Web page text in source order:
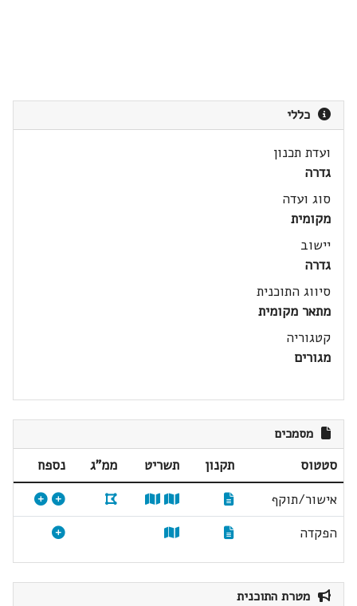
כללי
ועדת תכנון
גדרה
סוג ועדה
מקומית
יישוב
גדרה
סיווג התוכנית
מתאר מקומית
קטגוריה
מגורים
מסמכים
סטטוס תקנון תשריט ממ"ג
נספח
אישור/תוקף
הפקדה
מטרת התוכנית